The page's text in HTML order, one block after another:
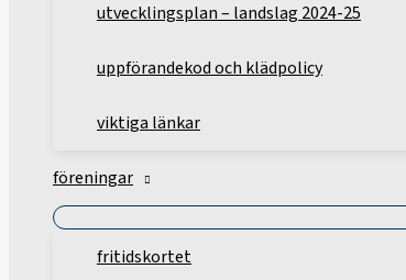
utvecklingsplan – landslag 2024-25
uppförandekod och klädpolicy
viktiga länkar
föreningar
fritidskortet